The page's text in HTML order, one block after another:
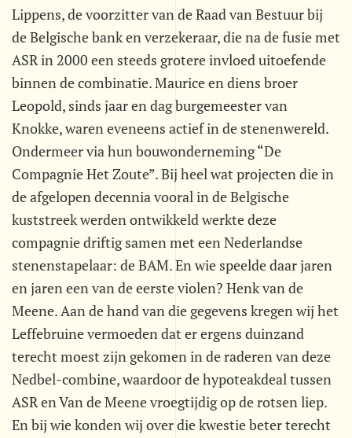
Lippens, de voorzitter van de Raad van Bestuur bij
de Belgische bank en verzekeraar, die na de fusie met
ASR in 2000 een steeds grotere invloed uitoefende
binnen de combinatie. Maurice en diens broer
Leopold, sinds jaar en dag burgemeester van
Knokke, waren eveneens actief in de stenenwereld.
Ondermeer via hun bouwonderneming “De
Compagnie Het Zoute”. Bij heel wat projecten die in
de afgelopen decennia vooral in de Belgische
kuststreek werden ontwikkeld werkte deze
compagnie driftig samen met een Nederlandse
stenenstapelaar: de BAM. En wie speelde daar jaren
en jaren een van de eerste violen? Henk van de
Meene. Aan de hand van die gegevens kregen wij het
Leffebruine vermoeden dat er ergens duinzand
terecht moest zijn gekomen in de raderen van deze
Nedbel-combine, waardoor de hypoteakdeal tussen
ASR en Van de Meene vroegtijdig op de rotsen liep.
En bij wie konden wij over die kwestie beter terecht